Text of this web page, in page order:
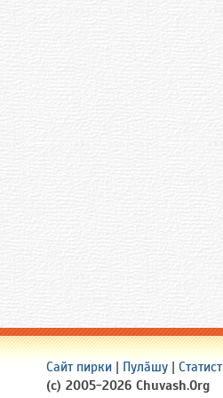
Сайт пирки | Пулӑшу |
(c) 2005-2026 Chuvash.Org